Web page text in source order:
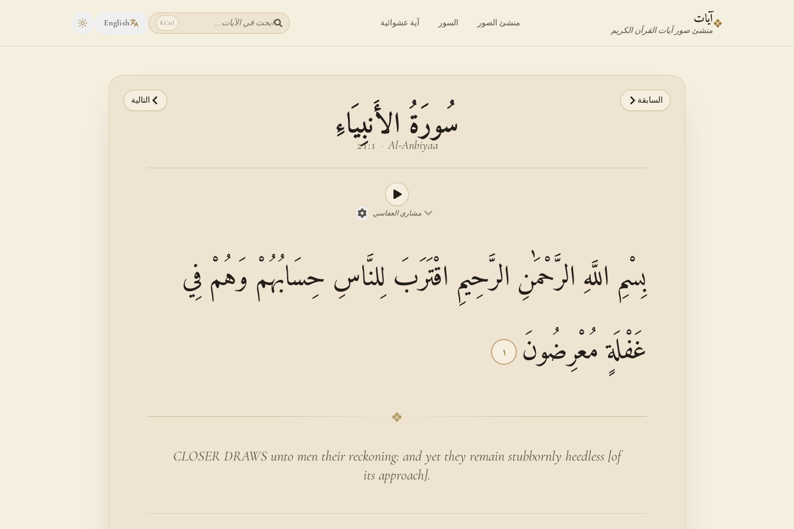
❖آيات
منشئ صور آيات القرآن الكريم
منشئ الصور السور آية عشوائية ابحث في الآيات... Ctrl
K
English
Toggle theme
السابقة التالية
سُورَةُ الأَنبِيَاءِ
Al-Anbiyaa
·
21:1
مشاري العفاسي
بِسْمِ اللَّهِ الرَّحْمَٰنِ الرَّحِيمِ اقْتَرَبَ لِلنَّاسِ حِسَابُهُمْ وَهُمْ فِي
غَفْلَةٍ مُعْرِضُونَ ١
❖
CLOSER DRAWS unto men their reckoning: and yet they remain stubbornly heedless [of
its approach].